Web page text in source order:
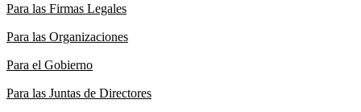
Para las Firmas Legales
Para las Organizaciones
Para el Gobierno
Para las Juntas de Directores